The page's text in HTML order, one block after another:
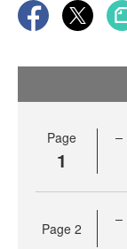
Page
1
Page 2